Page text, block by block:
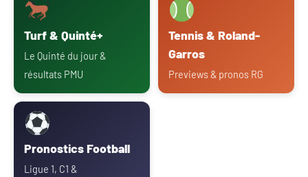
Turf & Quinté+
Le Quinté du jour &
résultats PMU
Tennis & Roland-
Garros
Previews & pronos RG
Pronostics Football
Ligue 1, C1 &